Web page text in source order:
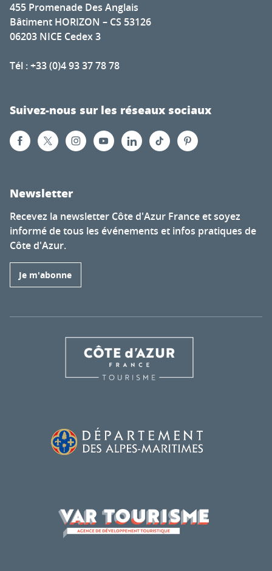
455 Promenade Des Anglais
Bâtiment HORIZON – CS 53126
06203 NICE Cedex 3
Tél : +33 (0)4 93 37 78 78
Suivez-nous sur les réseaux sociaux
Newsletter
Recevez la newsletter Côte d'Azur France et soyez
informé de tous les événements et infos pratiques de
Côte d'Azur.
Je m'abonne